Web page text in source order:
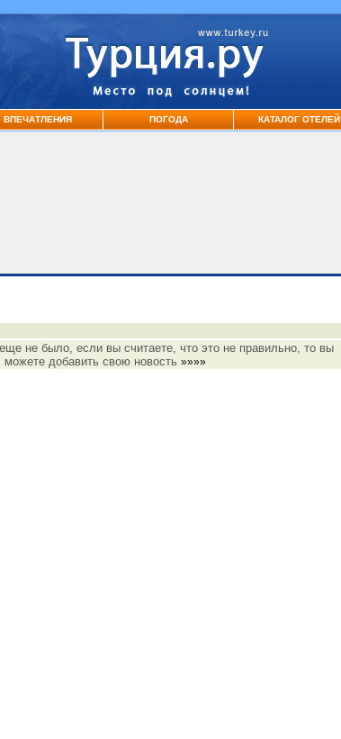
ВПЕЧАТЛЕНИЯ ПОГОДА КАТАЛОГ ОТЕЛЕЙ
не было, если вы считаете, что это не правильно, то вы
можете добавить свою новость »»»»